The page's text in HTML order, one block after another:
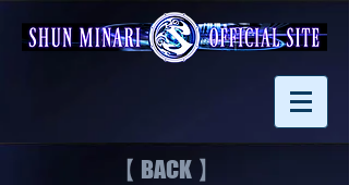
【 BACK 】